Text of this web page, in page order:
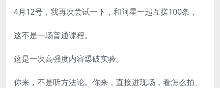
4月12号，‮再我‬次尝‮一试‬下，和阿星一起互搓100条，
这不是一场普通课程。
这是一次高强度内容爆破实验。
你来，不是听方法论。你来，直接进现场，看怎么拍、